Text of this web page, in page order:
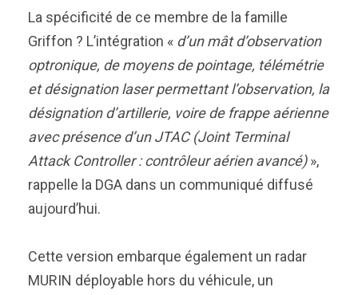
La spécificité de ce membre de la famille
Griffon ? L’intégration « d’un mât d’observation
optronique, de moyens de pointage, télémétrie
et désignation laser permettant l’observation, la
désignation d’artillerie, voire de frappe aérienne
avec présence d’un JTAC (Joint Terminal
Attack Controller : contrôleur aérien avancé)»,
rappelle la DGA dans un communiqué diffusé
aujourd’hui.
Cette version embarque également un radar
MURIN déployable hors du véhicule, un